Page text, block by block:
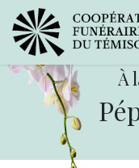
À